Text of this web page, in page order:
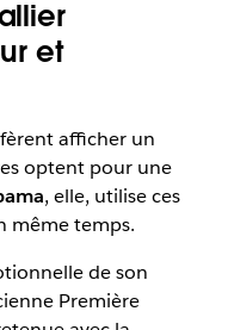
et
afficher un
optent pour une
, elle, utilise ces
même temps.
de son
Première